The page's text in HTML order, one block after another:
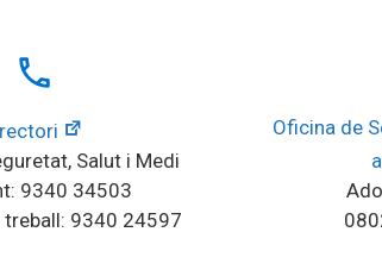
local_phone
Salut i Medi
9340 34503
treball: 9340 24597
Oficina de